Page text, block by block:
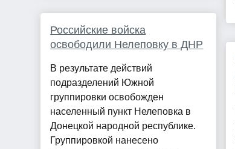
Российские войска
освободили Нелеповку в ДНР
В результате действий
подразделений Южной
группировки освобожден
населенный пункт Нелеповка в
Донецкой народной республике.
Группировкой нанесено